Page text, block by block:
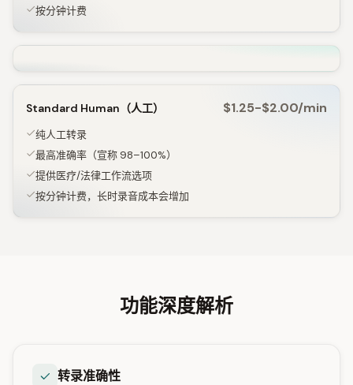
按分钟计费
Standard Human（人工） $1.25-$2.00/min
纯人工转录
最高准确率（宣称 98–100%）
提供医疗/法律工作流选项
按分钟计费，长时录音成本会增加
功能深度解析
转录准确性